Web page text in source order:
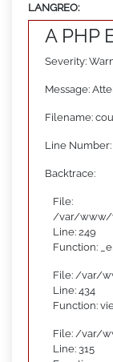
LANGREO:
A PHP
Severity:
Message:
Filename:
Line Number:
Backtrace:
File:
/var/www/
Line: 249
Function:
File: /var/
Line: 434
Function:
File: /var/
Line: 315